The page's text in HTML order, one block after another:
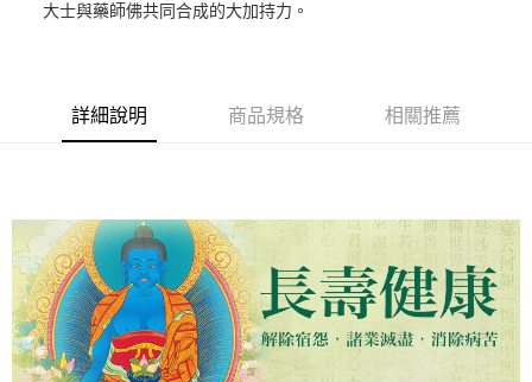
大士與藥師佛共同合成的大加持力。
詳細說明 商品規格 相關推薦